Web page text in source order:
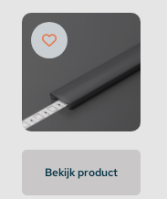
Bekijk product